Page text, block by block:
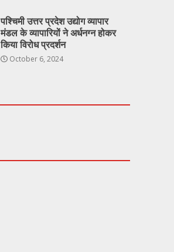
पश्चिमी उत्तर प्रदेश उद्योग व्यापार
मंडल के व्यापारियों ने अर्धनग्न होकर
किया विरोध प्रदर्शन
October 6, 2024